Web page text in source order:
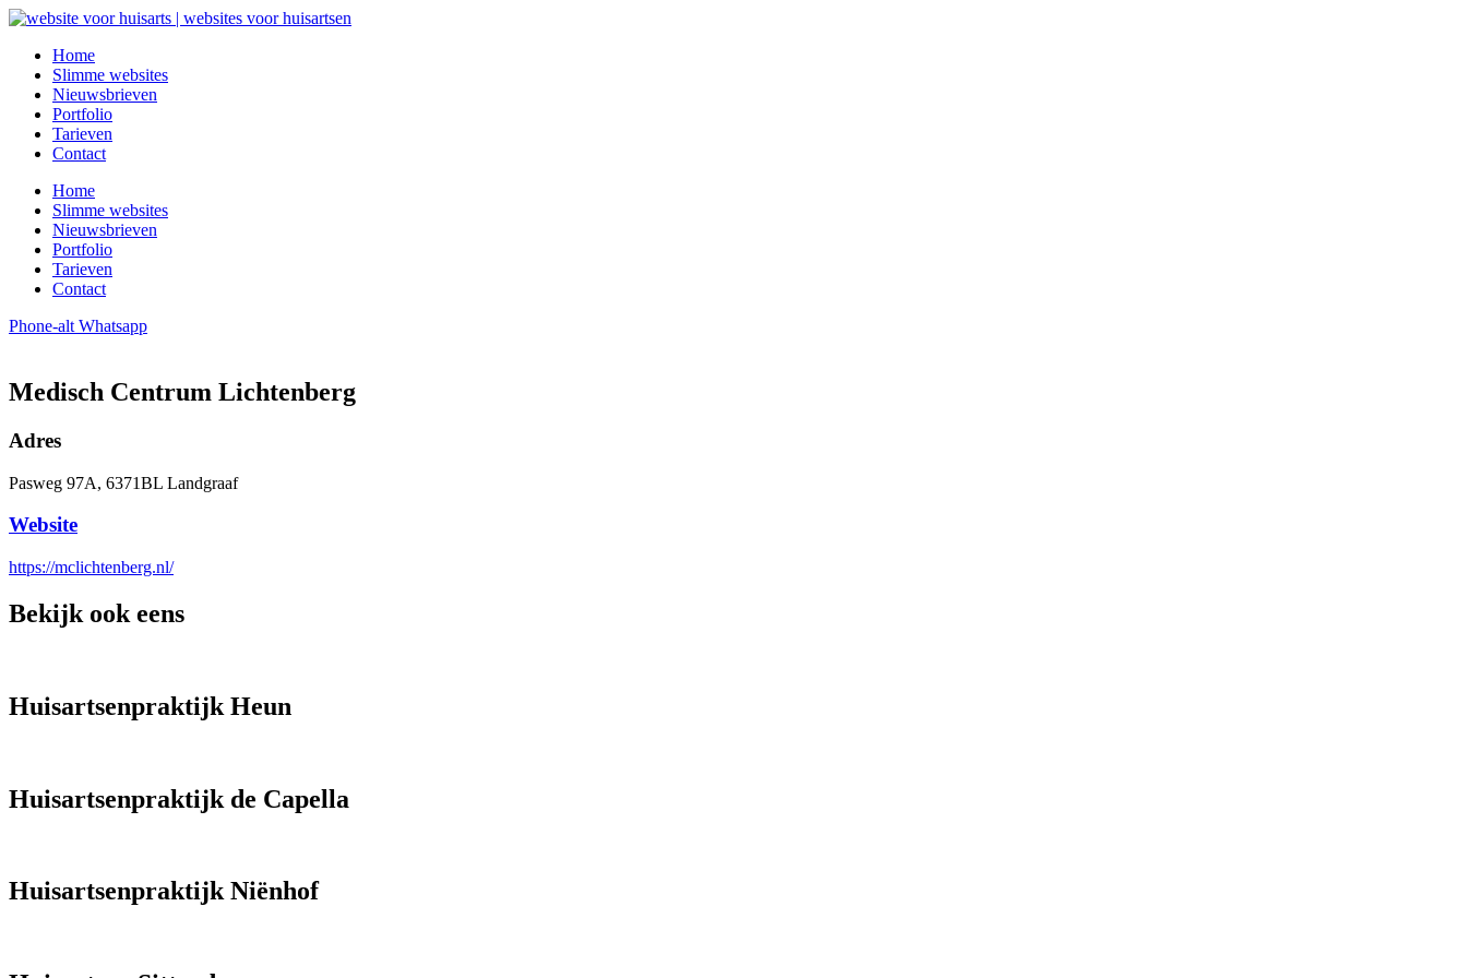
Ga
inhoud
Home
Slimme websites
Nieuwsbrieven
Portfolio
Tarieven
Contact
Home
Slimme websites
Nieuwsbrieven
Portfolio
Tarieven
Contact
Phone-alt Whatsapp
Medisch Centrum Lichtenberg
Adres
Pasweg 97A, 6371BL Landgraaf
Website
https://mclichtenberg.nl/
Bekijk ook eens
Huisartsenpraktijk Heun
Huisartsenpraktijk de Capella
Huisartsenpraktijk Niënhof